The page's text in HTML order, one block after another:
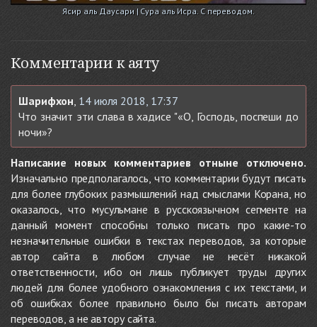
Ясир аль Даусари | Сура аль Исра. С переводом.
Комментарии к аяту
Шарифхон, 14 июля 2018, 17:37
Что значит эти слава в хадисе "«О, Господь, поспеши до
ночи»?
Написание новых комментариев отныне отключено.
Изначально предполагалось, что комментарии будут писать
для более глубоких размышлений над смыслами Корана, но
оказалось, что мусульмане в русскоязычном сегменте на
данный момент способны только писать про какие-то
незначительные ошибки в текстах переводов, за которые
автор сайта в любом случае не несёт никакой
ответственности, ибо он лишь публикует труды других
людей для более удобного ознакомления с их текстами, и
об ошибках более правильно было бы писать авторам
переводов, а не автору сайта.